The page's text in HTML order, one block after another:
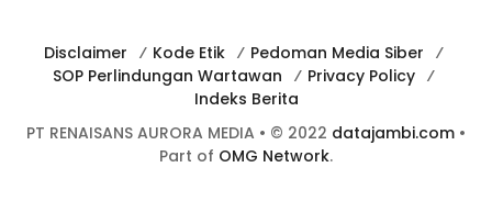
Disclaimer Kode Etik
Pedoman Media Siber
SOP Perlindungan Wartawan
Privacy Policy
Indeks Berita
PT RENAISANS AURORA MEDIA • © 2022 datajambi.com •
Part of OMG Network.